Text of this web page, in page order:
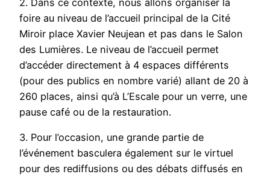
foire au niveau de l’accueil principal de la Cité
Miroir place Xavier Neujean et pas dans le Salon
des Lumières. Le niveau de l’accueil permet
d’accéder directement à 4 espaces différents
(pour des publics en nombre varié) allant de 20 à
260 places, ainsi qu’à L’Escale pour un verre, une
pause café ou de la restauration.
3. Pour l’occasion, une grande partie de
l’événement basculera également sur le virtuel
pour des rediffusions ou des débats diffusés en